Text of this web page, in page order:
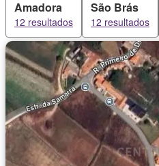
Amadora
12 resultados
São Brás
12 resultados